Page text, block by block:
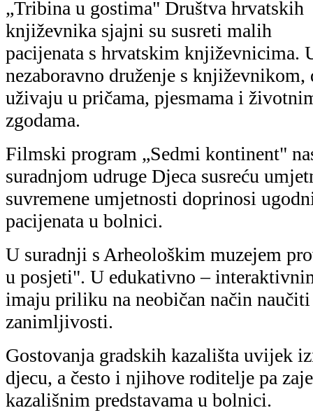
„Tribina u gostima" Društva hrvatskih
književnika sjajni su susreti malih
pacijenata s hrvatskim književnicima.
nezaboravno druženje s književnikom,
uživaju u pričama, pjesmama i
zgodama.
Filmski program „Sedmi kontinent"
suradnjom udruge Djeca susreću
suvremene umjetnosti doprinosi
pacijenata u bolnici.
U suradnji s Arheološkim muzejem
u posjeti". U edukativno –
imaju priliku na neobičan način
zanimljivosti.
Gostovanja gradskih kazališta uvijek
djecu, a često i njihove roditelje pa
kazališnim predstavama u bolnici.